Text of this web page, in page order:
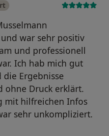
war sehr positiv
und professionell
Ich hab mich gut
Ergebnisse
ohne Druck erklärt.
mit hilfreichen Infos
sehr unkompliziert.